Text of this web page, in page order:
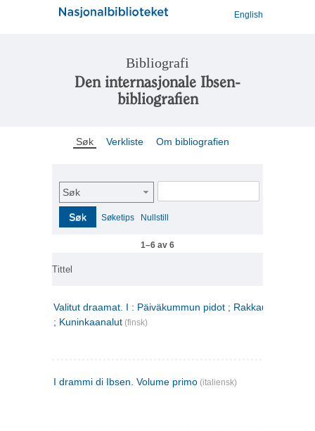
English
Bibliografi
Den internasjonale Ibsen-
bibliografien
Søk Verkliste Om bibliografien
Søk
Søk Søketips Nullstill
1–6 av 6
Tittel
Valitut draamat. I : Päiväkummun pidot ; Rakkauden
; Kuninkaanalut (finsk)
I drammi di Ibsen. Volume primo (italiensk)